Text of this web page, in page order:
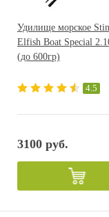
Удилище морское
Elfish Boat Special
(до 600гр)
4.5
3100 руб.